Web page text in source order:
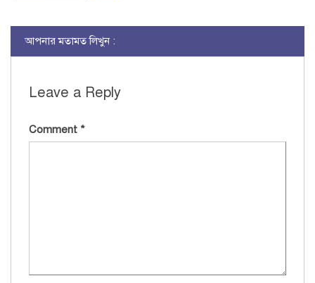
আপনার মতামত লিখুন :
Leave a Reply
Comment *